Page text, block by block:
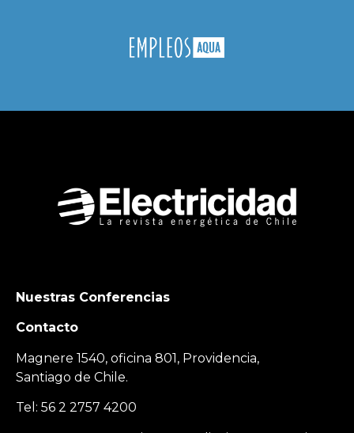
Nuestras Conferencias
Contacto
Magnere 1540, oficina 801, Providencia,
Santiago de Chile.
Tel: 56 2 2757 4200